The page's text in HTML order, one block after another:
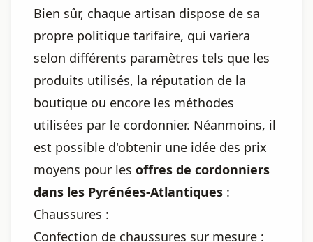
Bien sûr, chaque artisan dispose de sa
propre politique tarifaire, qui variera
selon différents paramètres tels que les
produits utilisés, la réputation de la
boutique ou encore les méthodes
utilisées par le cordonnier. Néanmoins, il
est possible d'obtenir une idée des prix
moyens pour les offres de cordonniers
dans les Pyrénées-Atlantiques :
Chaussures :
Confection de chaussures sur mesure :